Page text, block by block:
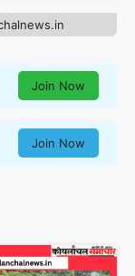
Join Now
Join Now